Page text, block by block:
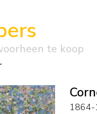
te koop